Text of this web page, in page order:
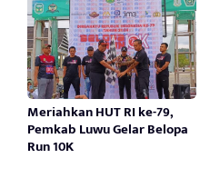
Meriahkan HUT RI ke-79,
Pemkab Luwu Gelar Belopa
Run 10K